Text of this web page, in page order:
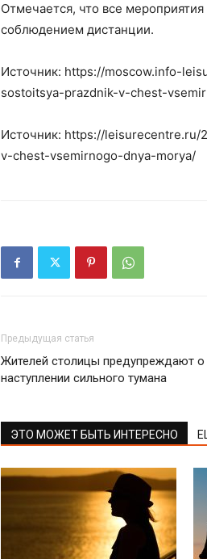
Отмечается, что все
соблюдением дистанции.
Источник: https://moscow.info-
sostoitsya-prazdnik-v-chest-
Источник: https://
v-chest-vsemirnogo-dnya-morya/
Предыдущая статья
Жителей столицы предупреждают о
наступлении сильного тумана
ЭТО МОЖЕТ БЫТЬ ИНТЕРЕСНО